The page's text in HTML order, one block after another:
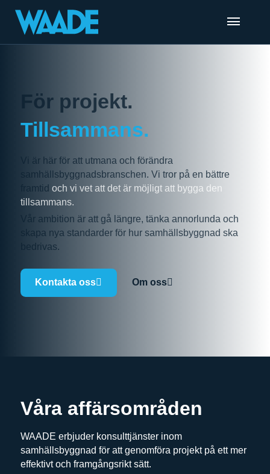
För projekt.
Tillsammans.
Vi är här för att utmana och förändra
samhällsbyggnadsbranschen. Vi tror på en bättre
framtid och vi vet att det är möjligt att bygga den
tillsammans.
Vår ambition är att gå längre, tänka annorlunda och
skapa nya standarder för hur samhällsbyggnad ska
bedrivas.
Kontakta oss Om oss
Våra affärsområden
WAADE erbjuder konsulttjänster inom
samhällsbyggnad för att genomföra projekt på ett mer
effektivt och framgångsrikt sätt.